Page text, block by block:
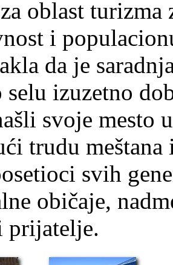
oblast
i
da je
selu izuzetno
svoje mesto
trudu
svih
običaje,
prijatelje.